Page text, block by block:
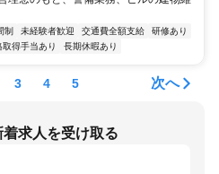
制 未経験者歓迎 交通費全額支給
研修あり
取得手当あり 長期休暇あり
3 4 5 次へ
求人を受け取る